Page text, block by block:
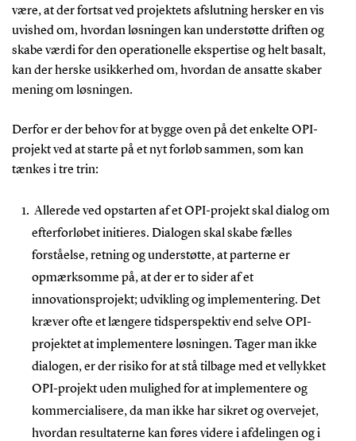
være, at der fortsat ved projektets afslutning hersker en vis
uvished om, hvordan løsningen kan understøtte driften og
skabe værdi for den operationelle ekspertise og helt basalt,
kan der herske usikkerhed om, hvordan de ansatte skaber
mening om løsningen.
Derfor er der behov for at bygge oven på det enkelte OPI-
projekt ved at starte på et nyt forløb sammen, som kan
tænkes i tre trin:
Allerede ved opstarten af et OPI-projekt skal dialog om
efterforløbet initieres. Dialogen skal skabe fælles
forståelse, retning og understøtte, at parterne er
opmærksomme på, at der er to sider af et
innovationsprojekt; udvikling og implementering. Det
kræver ofte et længere tidsperspektiv end selve OPI-
projektet at implementere løsningen. Tager man ikke
dialogen, er der risiko for at stå tilbage med et vellykket
OPI-projekt uden mulighed for at implementere og
kommercialisere, da man ikke har sikret og overvejet,
hvordan resultaterne kan føres videre i afdelingen og i